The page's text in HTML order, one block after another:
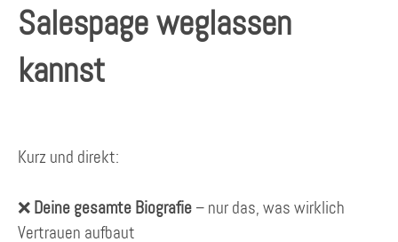
Salespage weglassen
kannst
Kurz und direkt:
❌ Deine gesamte Biografie – nur das, was wirklich
Vertrauen aufbaut